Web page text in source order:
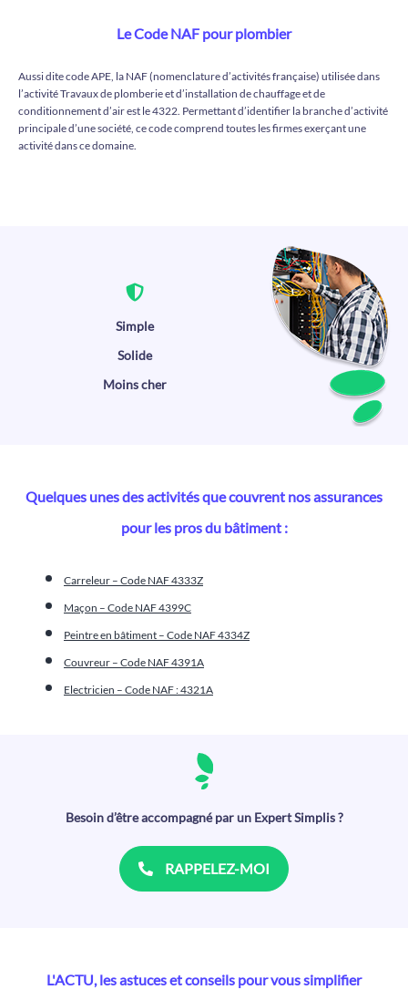
Le Code NAF pour plombier
Aussi dite code APE, la NAF (nomenclature d’activités française) utilisée dans
l’activité Travaux de plomberie et d’installation de chauffage et de
conditionnement d’air est le 4322. Permettant d’identifier la branche d’activité
principale d’une société, ce code comprend toutes les firmes exerçant une
activité dans ce domaine.
Simple
Solide
Moins cher
Quelques unes des activités que couvrent nos assurances
pour les pros du bâtiment :
Carreleur – Code NAF 4333Z
Maçon – Code NAF 4399C
Peintre en bâtiment – Code NAF 4334Z
Couvreur – Code NAF 4391A
Electricien – Code NAF : 4321A
Besoin d’être accompagné par un Expert Simplis ?
RAPPELEZ-MOI
L'ACTU, les astuces et conseils pour vous simplifier